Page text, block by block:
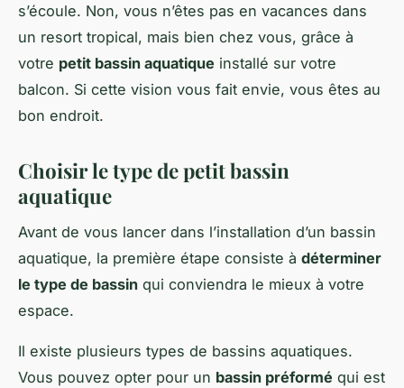
s’écoule. Non, vous n’êtes pas en vacances dans
un resort tropical, mais bien chez vous, grâce à
votre petit bassin aquatique installé sur votre
balcon. Si cette vision vous fait envie, vous êtes au
bon endroit.
Choisir le type de petit bassin
aquatique
Avant de vous lancer dans l’installation d’un bassin
aquatique, la première étape consiste à déterminer
le type de bassin qui conviendra le mieux à votre
espace.
Il existe plusieurs types de bassins aquatiques.
Vous pouvez opter pour un bassin préformé qui est